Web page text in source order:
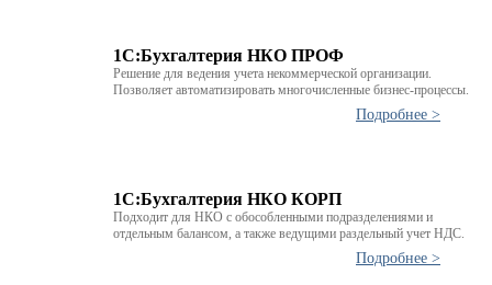
1С:Бухгалтерия НКО ПРОФ
Решение для ведения учета некоммерческой организации.
Позволяет автоматизировать многочисленные бизнес-процессы.
Подробнее >
1С:Бухгалтерия НКО КОРП
Подходит для НКО с обособленными подразделениями и
отдельным балансом, а также ведущими раздельный учет НДС.
Подробнее >